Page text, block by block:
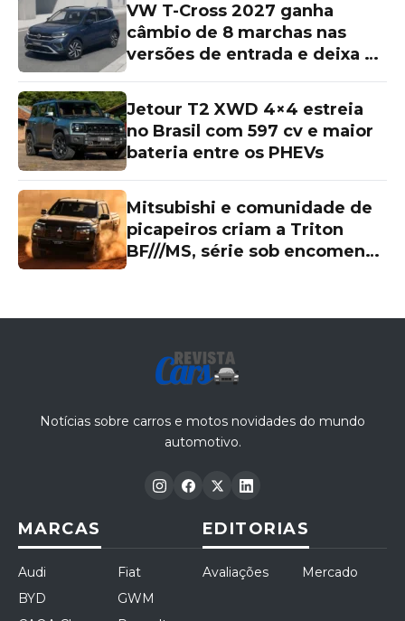
VW T-Cross 2027 ganha
câmbio de 8 marchas nas
versões de entrada e deixa as
topos de linha para trás
Jetour T2 XWD 4×4 estreia
no Brasil com 597 cv e maior
bateria entre os PHEVs
Mitsubishi e comunidade de
picapeiros criam a Triton
BF///MS, série sob encomenda
Notícias sobre carros e motos novidades do mundo
automotivo.
MARCAS
Audi
BYD
Fiat
GWM
EDITORIAS
Avaliações Mercado